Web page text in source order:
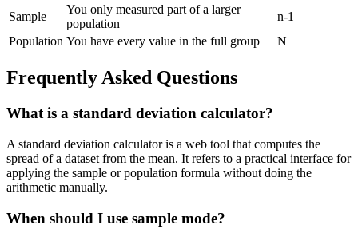
Sample
You only measured part of a larger
population
n-1
Population You have every value in the full group N
Frequently Asked Questions
What is a standard deviation calculator?
A standard deviation calculator is a web tool that computes the
spread of a dataset from the mean. It refers to a practical interface for
applying the sample or population formula without doing the
arithmetic manually.
When should I use sample mode?